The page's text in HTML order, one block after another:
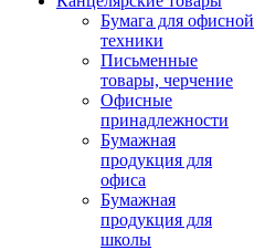
Бумага для офисной
техники
Письменные
товары, черчение
Офисные
принадлежности
Бумажная
продукция для
офиса
Бумажная
продукция для
школы